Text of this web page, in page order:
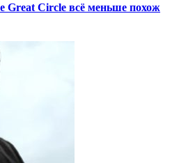
Great Circle всё меньше похож